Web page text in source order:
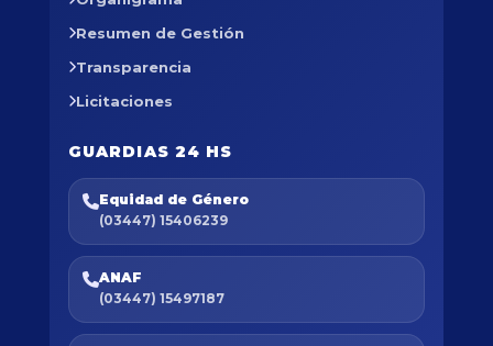
Resumen de Gestión
Transparencia
Licitaciones
GUARDIAS 24 HS
Equidad de Género
(03447) 15406239
ANAF
(03447) 15497187